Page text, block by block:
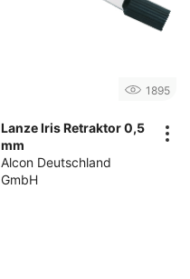
1895
Lanze Iris Retraktor 0,5
mm
Alcon Deutschland
GmbH